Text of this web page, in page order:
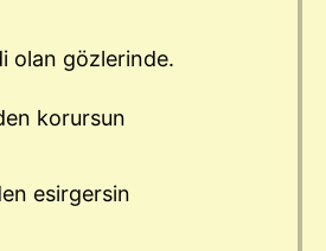
olan gözlerinde.
korursun
esirgersin